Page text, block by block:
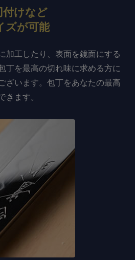
付けなど
ズが可能
加工したり、表面を鏡面にする
丁を最高の切れ味に求める方に
ざいます。包丁をあなたの最高
ます。